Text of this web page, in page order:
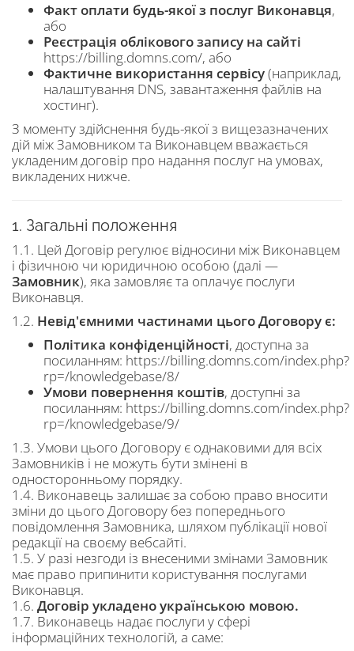
Факт оплати будь-якої з послуг Виконавця,
або
Реєстрація облікового запису на сайті
https://billing.domns.com/, або
Фактичне використання сервісу(наприклад,
налаштування DNS, завантаження файлів на
хостинг).
З моменту здійснення будь-якої з вищезазначених
дій між Замовником та Виконавцем вважається
укладеним договір про надання послуг на умовах,
викладених нижче.
1. Загальні положення
1.1. Цей Договір регулює відносини між Виконавцем
і фізичною чи юридичною особою (далі —
Замовник), яка замовляє та оплачує послуги
Виконавця.
1.2. Невід'ємними частинами цього Договору є:
Політика конфіденційності, доступна за
посиланням: https://billing.domns.com/index.php?
rp=/knowledgebase/8/
Умови повернення коштів, доступні за
посиланням: https://billing.domns.com/index.php?
rp=/knowledgebase/9/
1.3. Умови цього Договору є однаковими для всіх
Замовників і не можуть бути змінені в
односторонньому порядку.
1.4. Виконавець залишає за собою право вносити
зміни до цього Договору без попереднього
повідомлення Замовника, шляхом публікації нової
редакції на своєму вебсайті.
1.5. У разі незгоди із внесеними змінами Замовник
має право припинити користування послугами
Виконавця.
1.6. Договір укладено українською мовою.
1.7. Виконавець надає послуги у сфері
інформаційних технологій, а саме: